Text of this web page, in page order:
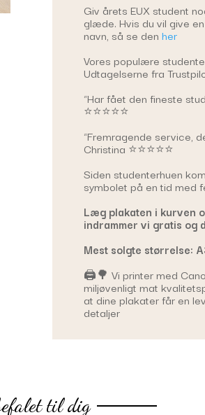
Giv årets EUX student
glæde. Hvis du vil give
navn, så se den her
Vores populære
Udtagelserne fra
“Har fået den fineste
⭐⭐⭐⭐⭐
“Fremragende service,
Christina ⭐⭐⭐⭐⭐
Siden studenterhuen
symbolet på en tid med
Læg plakaten i kurven
indrammer vi gratis og
Mest solgte størrelse:
🖨️🌳 Vi printer med
miljøvenligt mat
at dine plakater får en
detaljer
til dig